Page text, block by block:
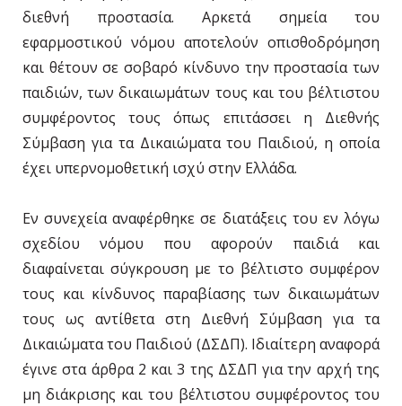
διεθνή προστασία. Αρκετά σημεία του
εφαρμοστικού νόμου αποτελούν οπισθοδρόμηση
και θέτουν σε σοβαρό κίνδυνο την προστασία των
παιδιών, των δικαιωμάτων τους και του βέλτιστου
συμφέροντος τους όπως επιτάσσει η Διεθνής
Σύμβαση για τα Δικαιώματα του Παιδιού, η οποία
έχει υπερνομοθετική ισχύ στην Ελλάδα.
Εν συνεχεία αναφέρθηκε σε διατάξεις του εν λόγω
σχεδίου νόμου που αφορούν παιδιά και
διαφαίνεται σύγκρουση με το βέλτιστο συμφέρον
τους και κίνδυνος παραβίασης των δικαιωμάτων
τους ως αντίθετα στη Διεθνή Σύμβαση για τα
Δικαιώματα του Παιδιού (ΔΣΔΠ). Ιδιαίτερη αναφορά
έγινε στα άρθρα 2 και 3 της ΔΣΔΠ για την αρχή της
μη διάκρισης και του βέλτιστου συμφέροντος του